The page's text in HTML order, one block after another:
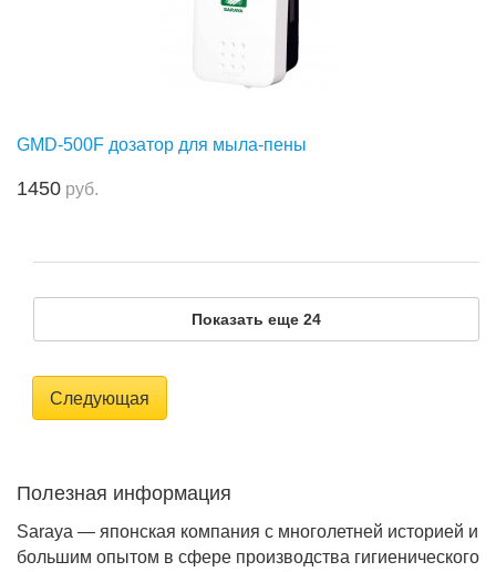
GMD-500F дозатор для мыла-пены
1450 руб.
Показать еще 24
Следующая
Полезная информация
Saraya — японская компания с многолетней историей и
большим опытом в сфере производства гигиенического